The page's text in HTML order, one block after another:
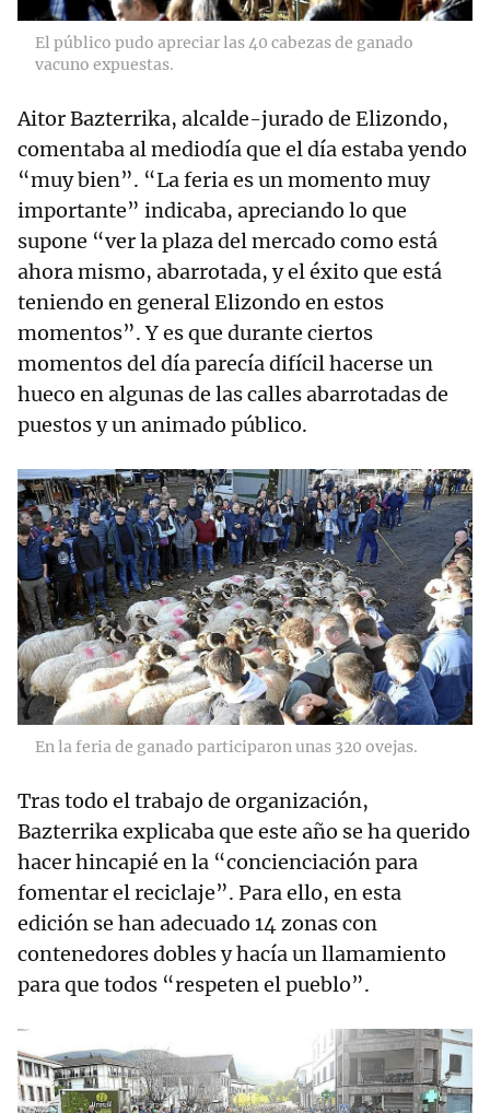
El público pudo apreciar las 40 cabezas de ganado
vacuno expuestas.
Aitor Bazterrika, alcalde-jurado de Elizondo,
comentaba al mediodía que el día estaba yendo
“muy bien”. “La feria es un momento muy
importante” indicaba, apreciando lo que
supone “ver la plaza del mercado como está
ahora mismo, abarrotada, y el éxito que está
teniendo en general Elizondo en estos
momentos”. Y es que durante ciertos
momentos del día parecía difícil hacerse un
hueco en algunas de las calles abarrotadas de
puestos y un animado público.
En la feria de ganado participaron unas 320 ovejas.
Tras todo el trabajo de organización,
Bazterrika explicaba que este año se ha querido
hacer hincapié en la “concienciación para
fomentar el reciclaje”. Para ello, en esta
edición se han adecuado 14 zonas con
contenedores dobles y hacía un llamamiento
para que todos “respeten el pueblo”.